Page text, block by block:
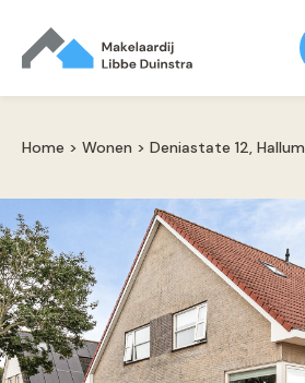
Home > Wonen > Deniastate 12, Hallum